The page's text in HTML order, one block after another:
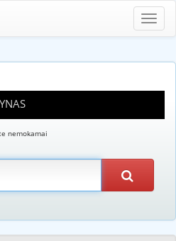
nemokamai